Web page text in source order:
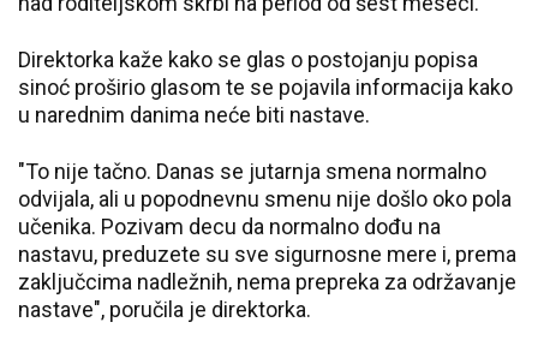
Direktorka kaže kako se glas o postojanju popisa
sinoć proširio glasom te se pojavila informacija kako
u narednim danima neće biti nastave.
"To nije tačno. Danas se jutarnja smena normalno
odvijala, ali u popodnevnu smenu nije došlo oko pola
učenika. Pozivam decu da normalno dođu na
nastavu, preduzete su sve sigurnosne mere i, prema
zaključcima nadležnih, nema prepreka za održavanje
nastave", poručila je direktorka.